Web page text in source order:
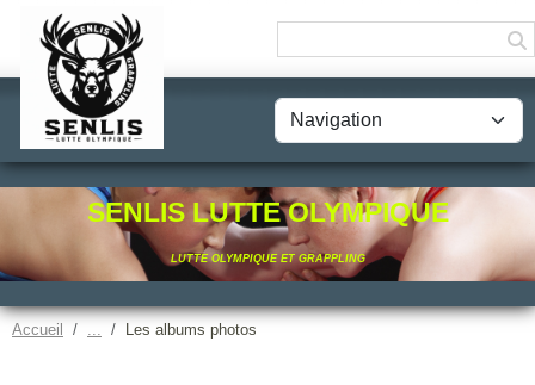
SENLIS LUTTE OLYMPIQUE
LUTTE OLYMPIQUE ET GRAPPLING
Accueil Les albums photos
Panneau de gestion des cookies